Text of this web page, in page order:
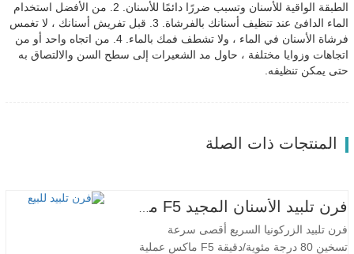
الطبقة الواقية للأسنان وتسبب ضررًا دائمًا للأسنان. 2. من الأفضل استخدام
الماء الدافئ عند تنظيف أسنانك بالفرشاة. 3. قبل تفريش أسنانك ، لا تغمس
فرشاة الأسنان في الماء ، ولا تشطف فمك بالماء. 4. من اتجاه واحد أو من
اتجاهات وزوايا مختلفة ، حاول مد الشعيرات إلى سطح السن والالتصاق به
حتى يمكن تنظيفه.
المنتجات ذات الصلة
فرن تلبيد الأسنان المجيد F5 ماكس
فرن تلبيد الزركونيا السريع أقصى سرعة
تسخين 80 درجة مئوية/دقيقة F5 ماكس عملية